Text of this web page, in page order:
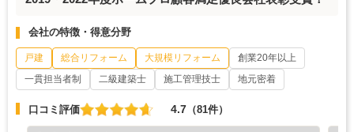
会社の特徴・得意分野
戸建 総合リフォーム 大規模リフォーム
創業20年以上
一貫担当者制
二級建築士 施工管理技士 地元密着
口コミ評価 4.7 （81件）